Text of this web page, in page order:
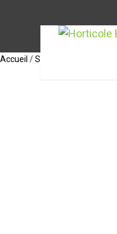
Accueil /STIHL Accessoires